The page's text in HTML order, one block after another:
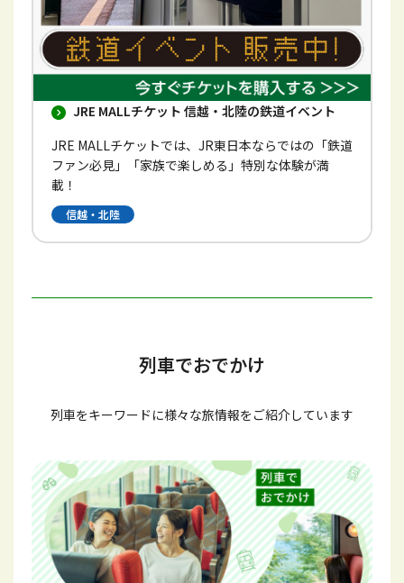
JRE MALLチケット 信越・北陸の鉄道イベント
JRE MALLチケットでは、JR東日本ならではの「鉄道
ファン必見」「家族で楽しめる」特別な体験が満
載！
信越・北陸
列車でおでかけ
列車をキーワードに様々な旅情報をご紹介しています